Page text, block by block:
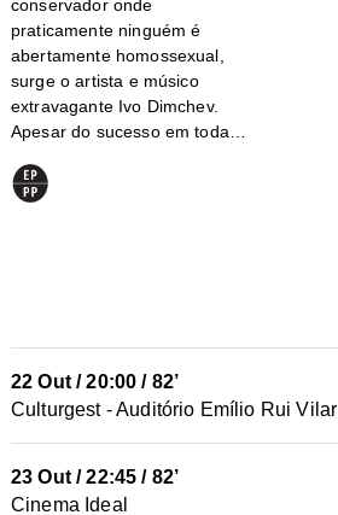
conservador onde
praticamente ninguém é
abertamente homossexual,
surge o artista e músico
extravagante Ivo Dimchev.
Apesar do sucesso em toda…
22 Out /20:00 / 82’
Culturgest - Auditório Emílio Rui Vilar
23 Out /22:45 / 82’
Cinema Ideal